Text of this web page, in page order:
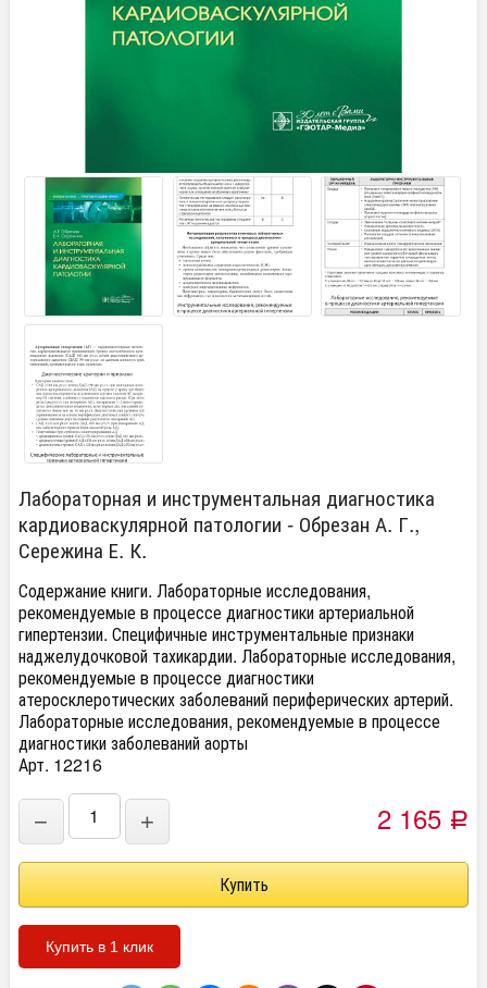
Лабораторная и инструментальная диагностика
кардиоваскулярной патологии - Обрезан А. Г.,
Сережина Е. К.
Содержание книги. Лабораторные исследования,
рекомендуемые в процессе диагностики артериальной
гипертензии. Специфичные инструментальные признаки
наджелудочковой тахикардии. Лабораторные исследования,
рекомендуемые в процессе диагностики
атеросклеротических заболеваний периферических артерий.
Лабораторные исследования, рекомендуемые в процессе
диагностики заболеваний аорты
Арт. 12216
− + 2 165 Р
Купить в 1 клик